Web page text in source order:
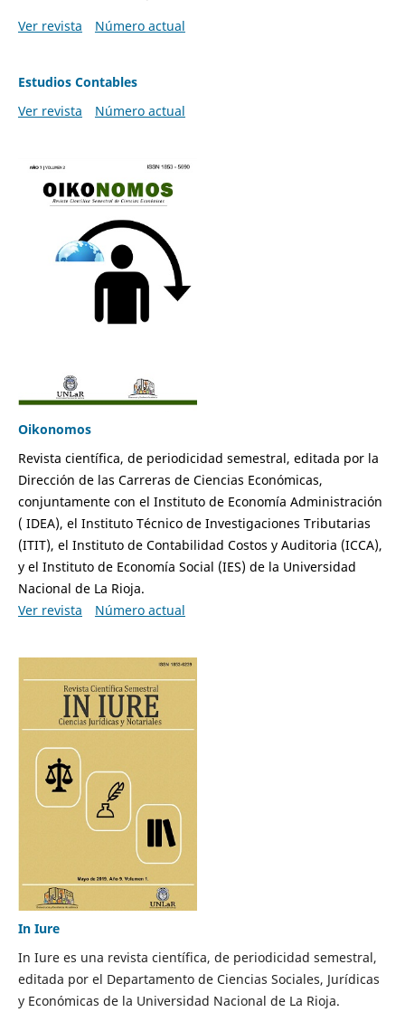
Ver revista
Número actual
Estudios Contables
Ver revista
Número actual
Oikonomos
Revista científica, de periodicidad semestral, editada por la
Dirección de las Carreras de Ciencias Económicas,
conjuntamente con el Instituto de Economía Administración
( IDEA), el Instituto Técnico de Investigaciones Tributarias
(ITIT), el Instituto de Contabilidad Costos y Auditoria (ICCA),
y el Instituto de Economía Social (IES) de la Universidad
Nacional de La Rioja.
Ver revista
Número actual
In Iure
In Iure es una revista científica, de periodicidad semestral,
editada por el Departamento de Ciencias Sociales, Jurídicas
y Económicas de la Universidad Nacional de La Rioja.